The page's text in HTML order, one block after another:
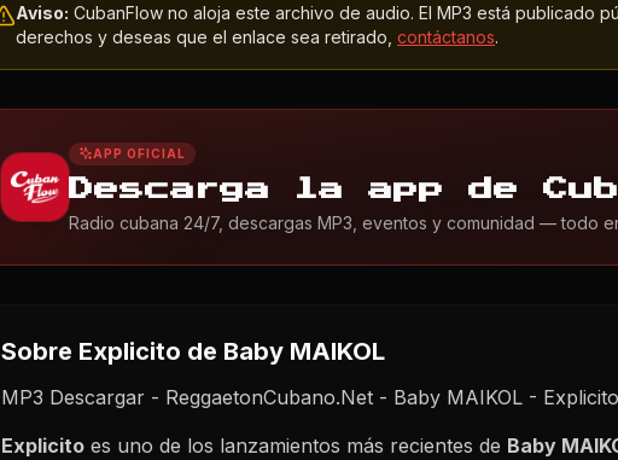
Aviso: CubanFlow no aloja este archivo de audio. El MP3 está publicado
derechos y deseas que el enlace sea retirado, contáctanos.
APP OFICIAL
Descarga la app de
Radio cubana 24/7, descargas MP3, eventos y comunidad — todo
Sobre Explicito de Baby MAIKOL
MP3 Descargar - ReggaetonCubano.Net - Baby MAIKOL -
Explicito es uno de los lanzamientos más recientes de Baby